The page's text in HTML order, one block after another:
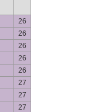
26
26
26
26
26
27
27
27